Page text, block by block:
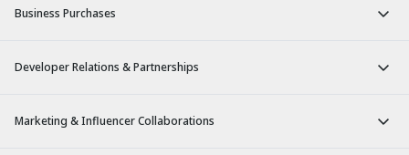
Business Purchases
Developer Relations & Partnerships
Marketing & Influencer Collaborations